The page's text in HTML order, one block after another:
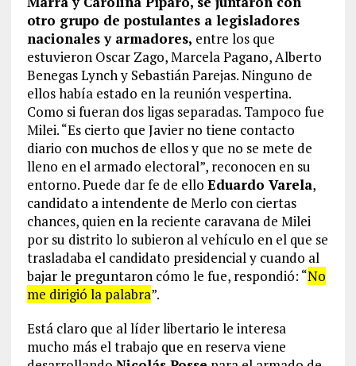
otro grupo de postulantes a legisladores
nacionales y armadores, entre los que
estuvieron Oscar Zago, Marcela Pagano, Alberto
Benegas Lynch y Sebastián Parejas. Ninguno de
ellos había estado en la reunión vespertina.
Como si fueran dos ligas separadas. Tampoco fue
Milei. “Es cierto que Javier no tiene contacto
diario con muchos de ellos y que no se mete de
lleno en el armado electoral”, reconocen en su
entorno. Puede dar fe de ello Eduardo Varela,
candidato a intendente de Merlo con ciertas
chances, quien en la reciente caravana de Milei
por su distrito lo subieron al vehículo en el que se
trasladaba el candidato presidencial y cuando al
bajar le preguntaron cómo le fue, respondió: “No
me dirigió la palabra”.
Está claro que al líder libertario le interesa
mucho más el trabajo que en reserva viene